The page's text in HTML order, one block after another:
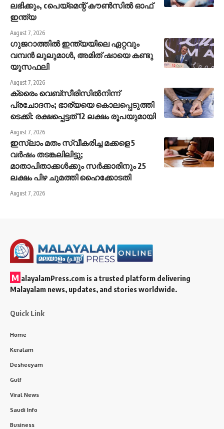
ലഭിക്കും, cപെയ്മെന്റ് കൗൺസിൽ ഓഫ്
ഇന്ത്യ
August 7, 2026
ഗുജറാത്തിൽ ഇന്ത്യയിലെ ഏറ്റവും
വമ്പൻ ലുലുമാൾ, അമിത് ഷായെ കണ്ടു
യൂസഫലി
August 7, 2026
ക്രൈം വെബ്സീരിസിൽനിന്ന്
പ്രചോദനം; ഭാര്യയെ കൊലപ്പെടുത്തി
ടെക്കി: രക്ഷപ്പെട്ടത് 12 ലക്ഷം രൂപയുമായി
August 7, 2026
ഇസ്‍ലാം മതം സ്വീകരിച്ച മക്കളെ 5
വർഷം തടങ്കലിലിട്ടു;
മാതാപിതാക്കൾക്കും സർക്കാരിനും 25
ലക്ഷം പിഴ ചുമത്തി ഹൈക്കോടതി
August 7, 2026
M alayalamPress.com is a trusted platform delivering
Malayalam news, updates, and stories worldwide.
Quick Link
Home
Keralam
Desheeyam
Gulf
Viral News
Saudi Info
Business